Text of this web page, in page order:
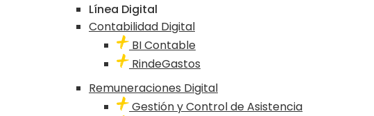
Línea Digital
Contabilidad Digital
BI Contable
RindeGastos
Remuneraciones Digital
Gestión y Control de Asistencia